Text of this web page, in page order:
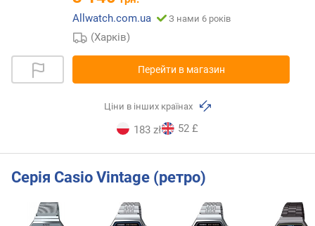
Allwatch.com.ua
З нами 6 років
(Харків)
Перейти в магазин
Ціни в інших країнах
183 zł 52 £
Серія Casio Vintage (ретро)